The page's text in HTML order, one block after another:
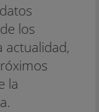
los
actualidad,
la